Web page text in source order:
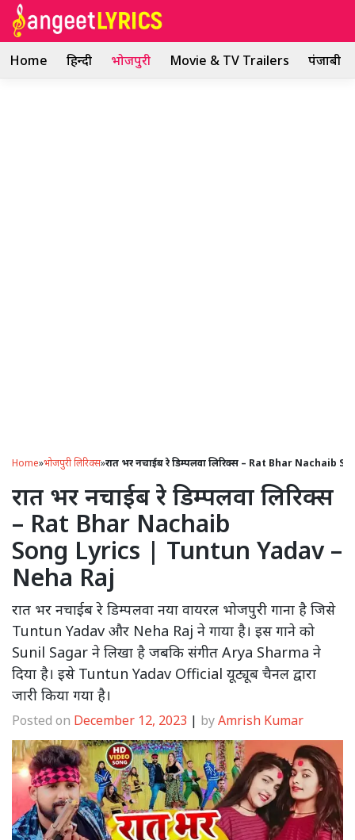
Skip
Home हिन्दी भोजपुरी Movie & TV Trailers पंजाबी
Home»भोजपुरी लिरिक्स»रात भर नचाईब रे डिम्पलवा लिरिक्स – Rat Bhar Nachaib
रात भर नचाईब रे डिम्पलवा लिरिक्स
– Rat Bhar Nachaib
Song Lyrics | Tuntun Yadav –
Neha Raj
रात भर नचाईब रे डिम्पलवा नया वायरल भोजपुरी गाना है जिसे
Tuntun Yadav और Neha Raj ने गाया है। इस गाने को
Sunil Sagar ने लिखा है जबकि संगीत Arya Sharma ने
दिया है। इसे Tuntun Yadav Official यूट्यूब चैनल द्वारा
जारी किया गया है।
Posted on December 12, 2023 | byAmrish Kumar